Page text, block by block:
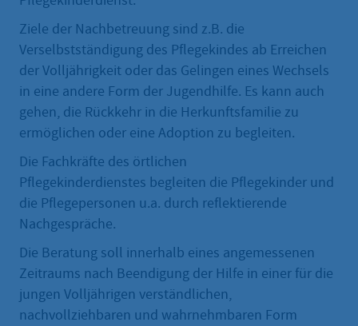
Ziele der Nachbetreuung sind z.B. die
Verselbstständigung des Pflegekindes ab Erreichen
der Volljährigkeit oder das Gelingen eines Wechsels
in eine andere Form der Jugendhilfe. Es kann auch
gehen, die Rückkehr in die Herkunftsfamilie zu
ermöglichen oder eine Adoption zu begleiten.
Die Fachkräfte des örtlichen
Pflegekinderdienstes begleiten die Pflegekinder und
die Pflegepersonen u.a. durch reflektierende
Nachgespräche.
Die Beratung soll innerhalb eines angemessenen
Zeitraums nach Beendigung der Hilfe in einer für die
jungen Volljährigen verständlichen,
nachvollziehbaren und wahrnehmbaren Form